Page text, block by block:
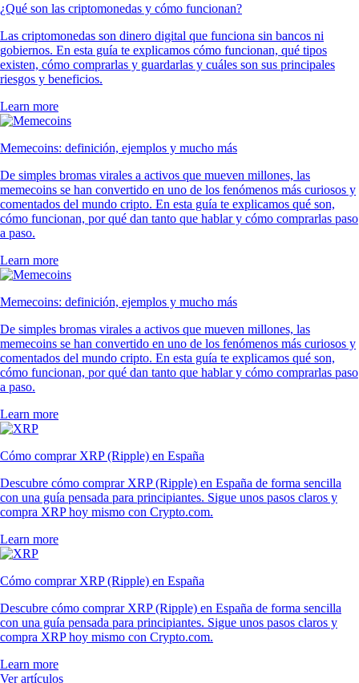
¿Qué son las criptomonedas y cómo funcionan?
Las criptomonedas son dinero digital que funciona sin bancos ni
gobiernos. En esta guía te explicamos cómo funcionan, qué tipos
existen, cómo comprarlas y guardarlas y cuáles son sus principales
riesgos y beneficios.
Learn more
Memecoins: definición, ejemplos y mucho más
De simples bromas virales a activos que mueven millones, las
memecoins se han convertido en uno de los fenómenos más curiosos y
comentados del mundo cripto. En esta guía te explicamos qué son,
cómo funcionan, por qué dan tanto que hablar y cómo comprarlas paso
a paso.
Learn more
Memecoins: definición, ejemplos y mucho más
De simples bromas virales a activos que mueven millones, las
memecoins se han convertido en uno de los fenómenos más curiosos y
comentados del mundo cripto. En esta guía te explicamos qué son,
cómo funcionan, por qué dan tanto que hablar y cómo comprarlas paso
a paso.
Learn more
Cómo comprar XRP (Ripple) en España
Descubre cómo comprar XRP (Ripple) en España de forma sencilla
con una guía pensada para principiantes. Sigue unos pasos claros y
compra XRP hoy mismo con Crypto.com.
Learn more
Cómo comprar XRP (Ripple) en España
Descubre cómo comprar XRP (Ripple) en España de forma sencilla
con una guía pensada para principiantes. Sigue unos pasos claros y
compra XRP hoy mismo con Crypto.com.
Learn more
Ver artículos